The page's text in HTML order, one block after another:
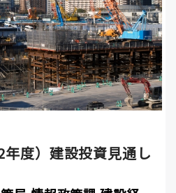
度）建設投資見通し